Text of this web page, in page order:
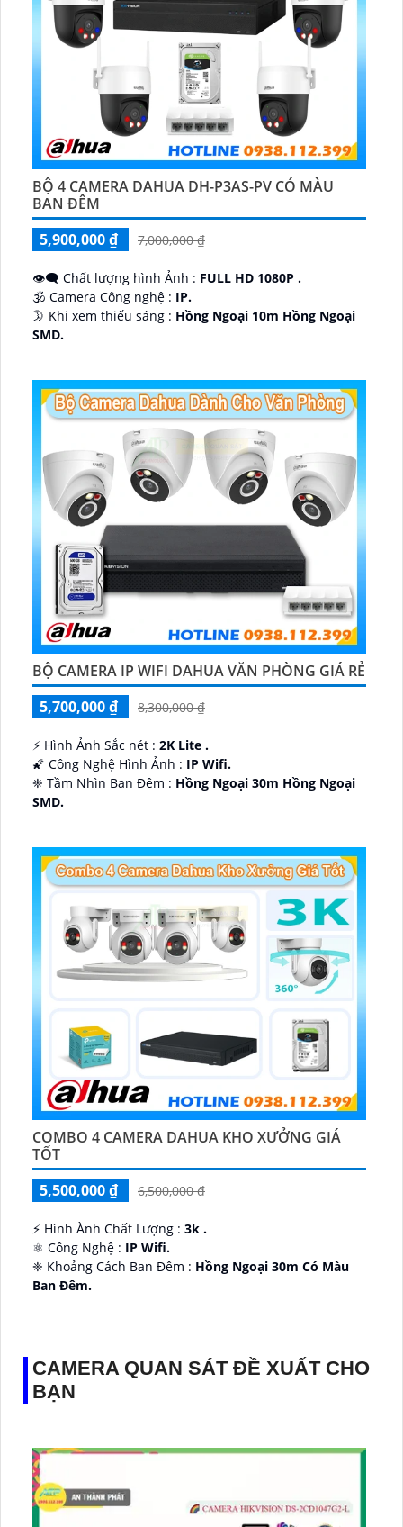
BỘ 4 CAMERA DAHUA DH-P3AS-PV CÓ MÀU
BAN ĐÊM
5,900,000 ₫
7,000,000 ₫
👁️‍🗨 Chất lượng hình Ảnh : FULL HD 1080P .
🕉️ Camera Công nghệ : IP.
🌛 Khi xem thiếu sáng : Hồng Ngoại 10m Hồng Ngoại
SMD.
BỘ CAMERA IP WIFI DAHUA VĂN PHÒNG GIÁ RẺ
5,700,000 ₫
8,300,000 ₫
️⚡ Hình Ảnh Sắc nét : 2K Lite .
🌠 Công Nghệ Hình Ảnh : IP Wifi.
❈ Tầm Nhìn Ban Đêm : Hồng Ngoại 30m Hồng Ngoại
SMD.
COMBO 4 CAMERA DAHUA KHO XƯỞNG GIÁ
TỐT
5,500,000 ₫
6,500,000 ₫
️⚡ Hình Ành Chất Lượng : 3k .
⚛️ Công Nghệ : IP Wifi.
❈ Khoảng Cách Ban Đêm : Hồng Ngoại 30m Có Màu
Ban Ðêm.
CAMERA QUAN SÁT ĐỀ XUẤT CHO
BẠN